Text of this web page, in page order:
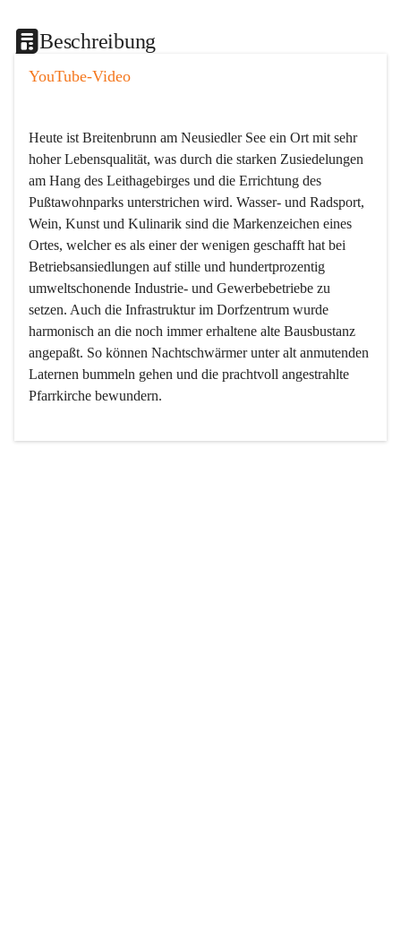
Beschreibung
YouTube-Video
Heute ist Breitenbrunn am Neusiedler See ein Ort mit sehr
hoher Lebensqualität, was durch die starken Zusiedelungen
am Hang des Leithagebirges und die Errichtung des
Pußtawohnparks unterstrichen wird. Wasser- und Radsport,
Wein, Kunst und Kulinarik sind die Markenzeichen eines
Ortes, welcher es als einer der wenigen geschafft hat bei
Betriebsansiedlungen auf stille und hundertprozentig
umweltschonende Industrie- und Gewerbebetriebe zu
setzen. Auch die Infrastruktur im Dorfzentrum wurde
harmonisch an die noch immer erhaltene alte Bausbustanz
angepaßt. So können Nachtschwärmer unter alt anmutenden
Laternen bummeln gehen und die prachtvoll angestrahlte
Pfarrkirche bewundern.
Der Weinbau dominert heute nicht mehr, ist aber integrativer